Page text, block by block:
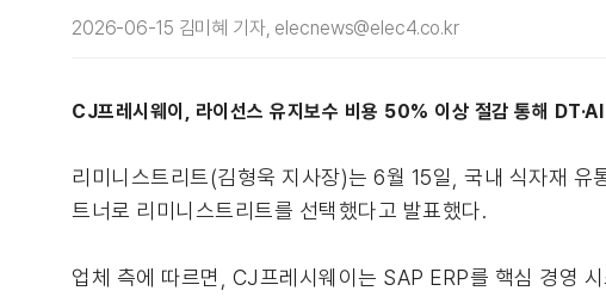
2026-06-15 김미혜 기자, elecnews@elec4.co.kr
CJ프레시웨이, 라이선스 유지보수 비용 50% 이상 절감 통해
리미니스트리트(김형욱 지사장)는 6월 15일, 국내 식자재
트너로 리미니스트리트를 선택했다고 발표했다.
업체 측에 따르면, CJ프레시웨이는 SAP ERP를 핵심 경영